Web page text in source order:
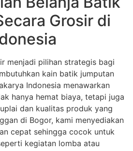
Grosir di
menjadi pilihan strategis bagi
kain batik jumputan
Indonesia menawarkan
hanya hemat biaya, tetapi juga
dan kualitas produk yang
di Bogor, kami menyediakan
cepat sehingga cocok untuk
kegiatan lomba atau